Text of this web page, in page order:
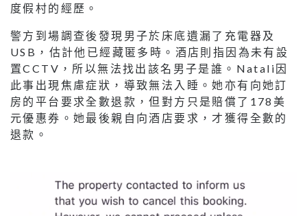
度假村的經歷。
警方到場調查後發現男子於床底遺漏了充電器及
USB，估計他已經藏匿多時。酒店則指因為未有設
置CCTV，所以無法找出該名男子是誰。Natali因
此事出現焦慮症狀，導致無法入睡。她亦有向她訂
房的平台要求全數退款，但對方只是賠償了178美
元優惠券。她最後親自向酒店要求，才獲得全數的
退款。